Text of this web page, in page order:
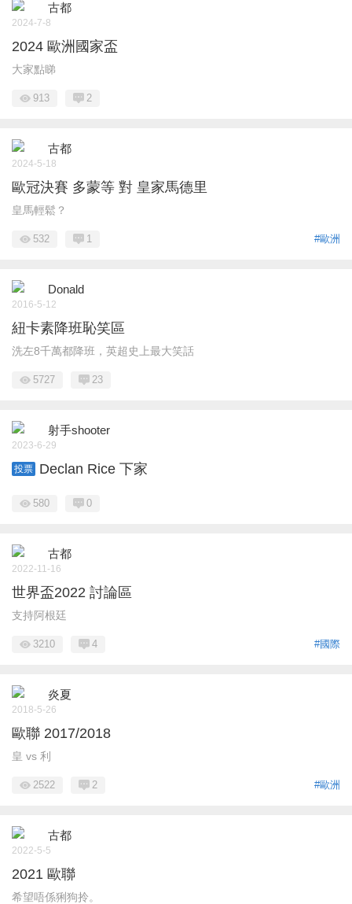
古都
2024-7-8
2024 歐洲國家盃
大家點睇
913 2
古都
2024-5-18
歐冠決賽 多蒙等 對 皇家馬德里
皇馬輕鬆？
#歐洲
532 1
Donald
2016-5-12
紐卡素降班恥笑區
洗左8千萬都降班，英超史上最大笑話
5727 23
射手shooter
2023-6-29
投票 Declan Rice 下家
580 0
古都
2022-11-16
世界盃2022 討論區
支持阿根廷
#國際
3210 4
炎夏
2018-5-26
歐聯 2017/2018
皇 vs 利
#歐洲
2522 2
古都
2022-5-5
2021 歐聯
希望唔係猁狗拎。